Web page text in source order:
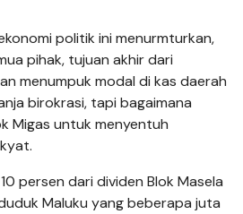
politik ini menurmturkan,
pihak, tujuan akhir dari
menumpuk modal di kas daerah
birokrasi, tapi bagaimana
Migas untuk menyentuh
persen dari dividen Blok Masela
Maluku yang beberapa juta